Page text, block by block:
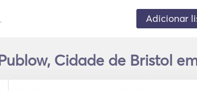
Adicionar
Cidade de Bristol